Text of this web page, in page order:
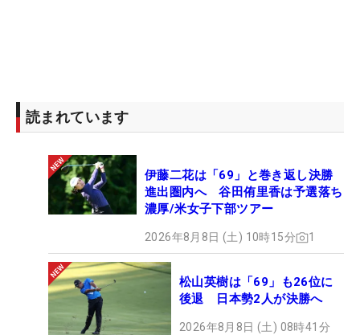
読まれています
伊藤二花は「69」と巻き返し決勝
進出圏内へ 谷田侑里香は予選落ち
濃厚/米女子下部ツアー
2026年8月8日 (土) 10時15分 1
松山英樹は「69」も26位に
後退 日本勢2人が決勝へ
2026年8月8日 (土) 08時41分